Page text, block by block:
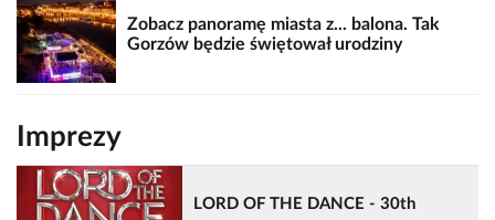
Zobacz panoramę miasta z... balona. Tak
Gorzów będzie świętował urodziny
Imprezy
LORD OF THE DANCE - 30th